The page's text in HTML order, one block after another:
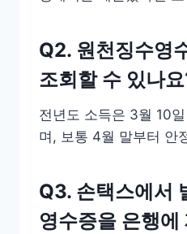
Q2. 원천징수영
조회할 수 있나
전년도 소득은 3월 10
며, 보통 4월 말부터 안
Q3. 손택스에서
영수증을 은행